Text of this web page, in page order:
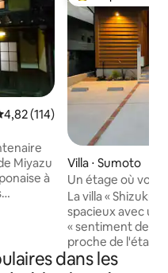
moyenne sur la
4,82 (114)
Miyazu
à
Villa ⋅ Sumoto
Un étage où
avec vos amis et
personnes / Villa
individuelle /
consécutifs /
barbecue à
La villa « Shizuku
spacieux avec
« sentiment de
proche de
chaussée, et
dans les